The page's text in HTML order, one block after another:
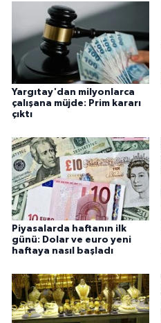
Yargıtay'dan milyonlarca
çalışana müjde: Prim kararı
çıktı
Piyasalarda haftanın ilk
günü: Dolar ve euro yeni
haftaya nasıl başladı